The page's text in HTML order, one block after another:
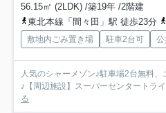
56.15㎡ (2LDK) /築19年 /2階建
東北本線「間々田」駅 徒歩23分
敷地内ごみ置き場 駐車2台可
人気のシャーメゾン♪駐車場2台無料
♪【周辺施設】スーパーセンタートラ
る